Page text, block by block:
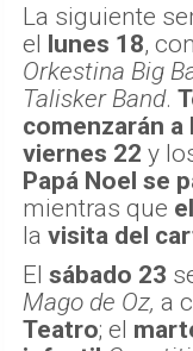
La siguiente
el lunes 18, con
Orkestina Big
Talisker Band.
comenzarán a
viernes 22 y
Papá Noel se
mientras que
la visita del
El sábado 23
Mago de Oz, a
Teatro; el